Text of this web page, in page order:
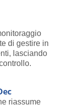
di gestire in
lasciando
riassume